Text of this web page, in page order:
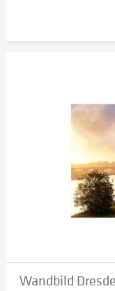
Wandbild